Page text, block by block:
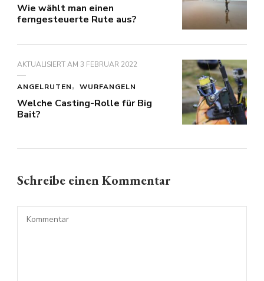
Wie wählt man einen
ferngesteuerte Rute aus?
AKTUALISIERT AM 3 FEBRUAR 2022
ANGELRUTEN WURFANGELN
Welche Casting-Rolle für Big
Bait?
Schreibe einen Kommentar